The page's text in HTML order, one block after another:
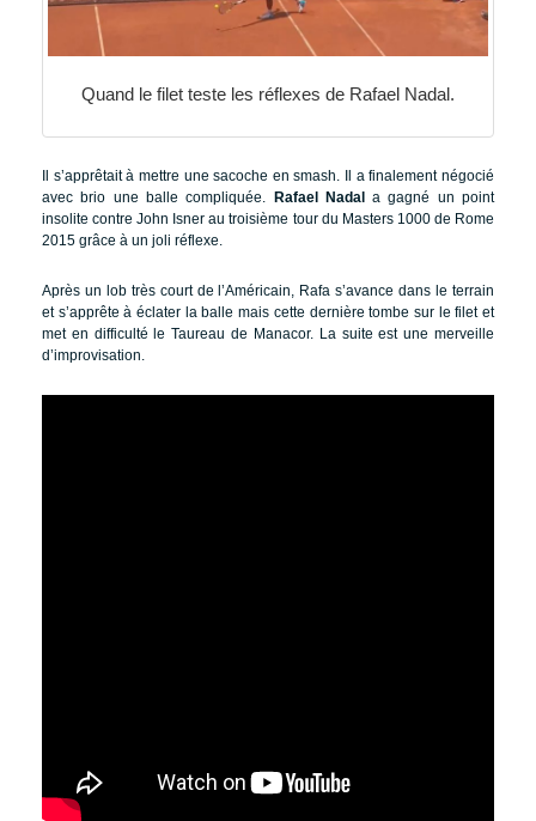
Quand le filet teste les réflexes de Rafael Nadal.
Il s’apprêtait à mettre une sacoche en smash. Il a finalement négocié
avec brio une balle compliquée. Rafael Nadala gagné un point
insolite contre John Isner au troisième tour du Masters 1000 de Rome
2015 grâce à un joli réflexe.
Après un lob très court de l’Américain, Rafa s’avance dans le terrain
et s’apprête à éclater la balle mais cette dernière tombe sur le filet et
met en difficulté le Taureau de Manacor. La suite est une merveille
d’improvisation.